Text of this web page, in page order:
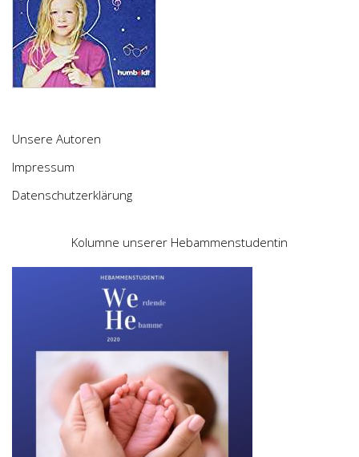
Unsere Autoren
Impressum
Datenschutzerklärung
Kolumne unserer Hebammenstudentin